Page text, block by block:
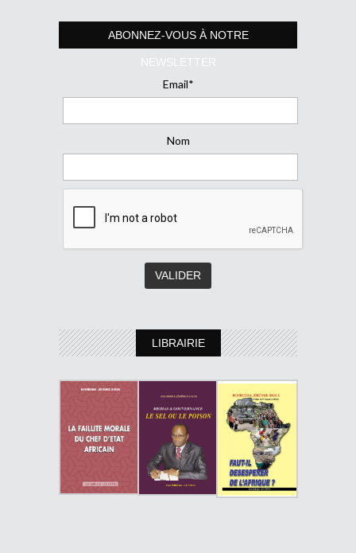
ABONNEZ-VOUS À NOTRE
NEWSLETTER
Email*
Nom
LIBRAIRIE